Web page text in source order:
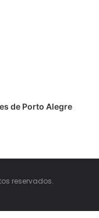
de Porto Alegre
reservados.